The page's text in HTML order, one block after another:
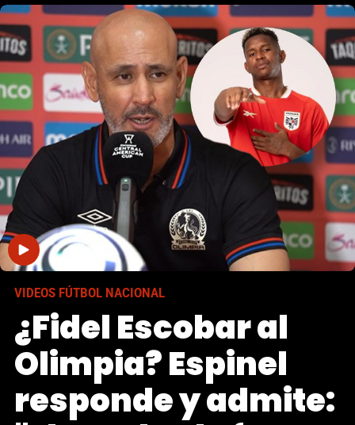
VIDEOS FÚTBOL NACIONAL
¿Fidel Escobar al
Olimpia? Espinel
responde y admite: